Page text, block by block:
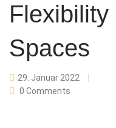
Spaces
29. Januar 2022
0 Comments